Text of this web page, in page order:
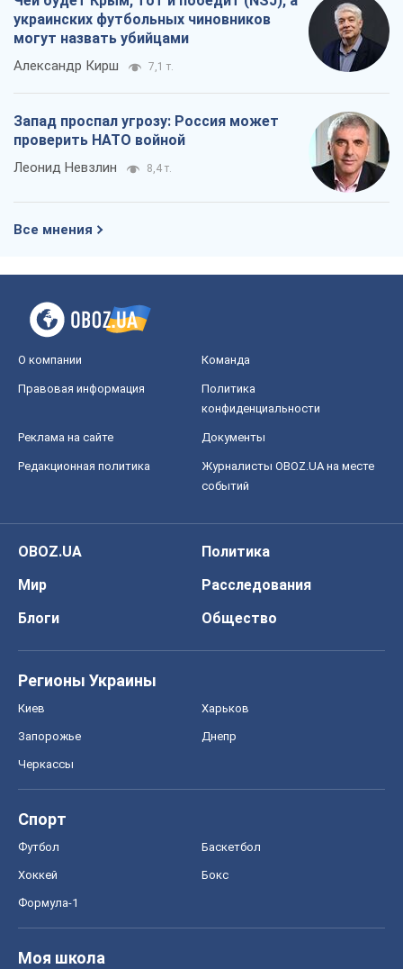
украинских футбольных чиновников
могут назвать убийцами
Александр Кирш 7,1 т.
Запад проспал угрозу: Россия может
проверить НАТО войной
Леонид Невзлин 8,4 т.
Все мнения
О компании Команда
Правовая информация
Политика
конфиденциальности
Реклама на сайте Документы
Редакционная политика
Журналисты OBOZ.UA на месте
событий
OBOZ.UA
Политика
Мир
Расследования
Блоги
Общество
Регионы Украины
Киев Харьков
Запорожье Днепр
Черкассы
Спорт
Футбол Баскетбол
Хоккей Бокс
Формула-1
Моя школа